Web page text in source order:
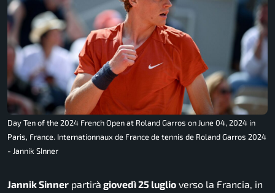
Day Ten of the 2024 French Open at Roland Garros on June 04, 2024 in
Paris, France. Internationnaux de France de tennis de Roland Garros 2024
- Jannik SInner
Jannik Sinner partirà giovedì 25 luglio verso la Francia, in